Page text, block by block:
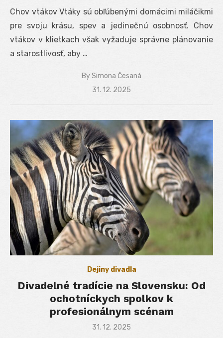
Chov vtákov Vtáky sú obľúbenými domácimi miláčikmi
pre svoju krásu, spev a jedinečnú osobnosť. Chov
vtákov v klietkach však vyžaduje správne plánovanie
a starostlivosť, aby …
BySimona Česaná
Posted
31. 12. 2025
Dejiny divadla
Divadelné tradície na Slovensku: Od
ochotníckych spolkov k
profesionálnym scénam
Posted
31. 12. 2025